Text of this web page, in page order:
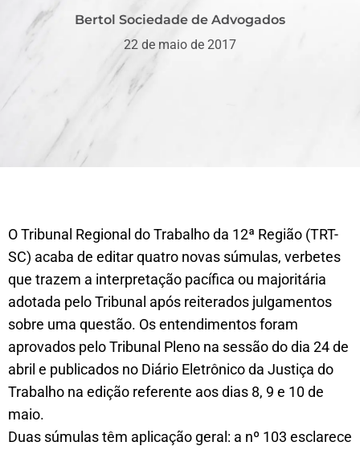
Bertol Sociedade de Advogados
22 de maio de 2017
O Tribunal Regional do Trabalho da 12ª Região (TRT-
SC) acaba de editar quatro novas súmulas, verbetes
que trazem a interpretação pacífica ou majoritária
adotada pelo Tribunal após reiterados julgamentos
sobre uma questão. Os entendimentos foram
aprovados pelo Tribunal Pleno na sessão do dia 24 de
abril e publicados no Diário Eletrônico da Justiça do
Trabalho na edição referente aos dias 8, 9 e 10 de
maio.
Duas súmulas têm aplicação geral: a nº 103 esclarece